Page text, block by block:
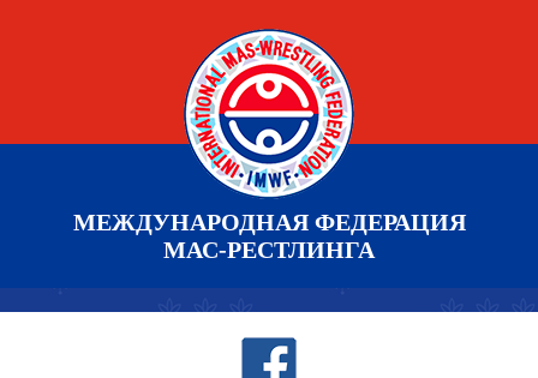
МЕЖДУНАРОДНАЯ ФЕДЕРАЦИЯ
МАС-РЕСТЛИНГА